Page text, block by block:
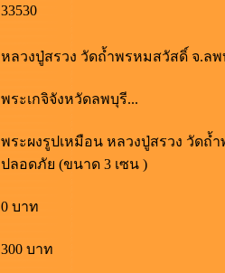
33530
หลวงปู่สรวง วัดถ้ำพรหมสวัสดิ์ จ.ลพ
พระเกจิจังหวัดลพบุรี...
พระผงรูปเหมือน หลวงปู่สรวง วัดถ้
ปลอดภัย (ขนาด 3 เซน )
0 บาท
300 บาท